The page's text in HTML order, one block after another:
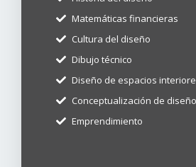
Matemáticas financieras
Cultura del diseño
Dibujo técnico
Diseño de espacios
Conceptualización de diseño
Emprendimiento